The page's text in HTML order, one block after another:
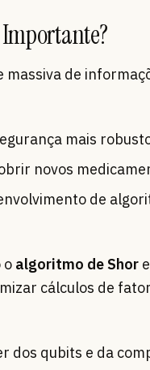
de
mais
novos
de
o algoritmo de Shor
cálculos de
dos qubits e da